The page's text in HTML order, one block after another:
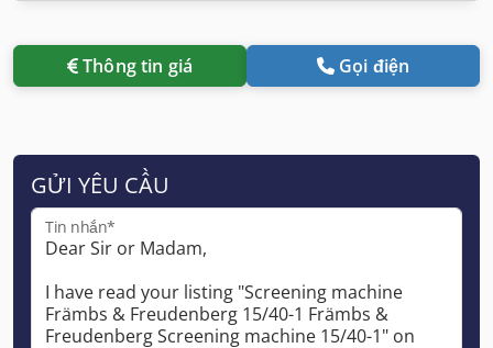
Thông tin giá Gọi điện
GỬI YÊU CẦU
Tin nhắn*